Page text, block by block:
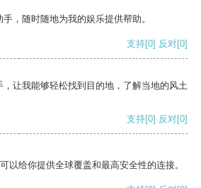
，随时随地为我的娱乐提供帮助。
支持[0] 反对[0]
让我能够轻松找到目的地，了解当地的风土
支持[0] 反对[0]
以给你提供全球覆盖和最高安全性的连接。